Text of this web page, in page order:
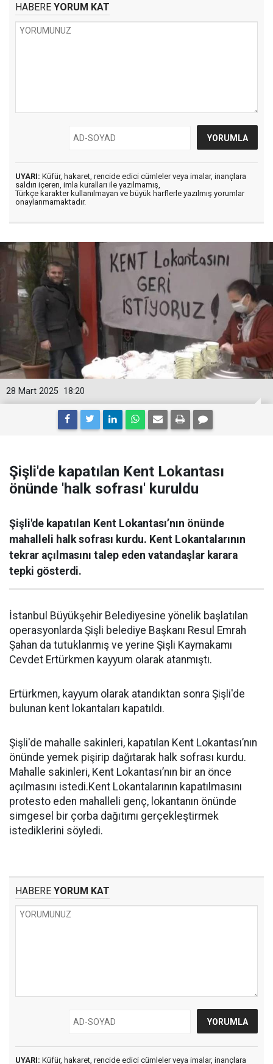
HABERE YORUM KAT
UYARI: Küfür, hakaret, rencide edici cümleler veya imalar, inançlara
saldırı içeren, imla kuralları ile yazılmamış,
Türkçe karakter kullanılmayan ve büyük harflerle yazılmış yorumlar
onaylanmamaktadır.
18:20
28 Mart 2025
Şişli'de kapatılan Kent Lokantası
önünde 'halk sofrası' kuruldu
Şişli'de kapatılan Kent Lokantası’nın önünde
mahalleli halk sofrası kurdu. Kent Lokantalarının
tekrar açılmasını talep eden vatandaşlar karara
tepki gösterdi.
İstanbul Büyükşehir Belediyesine yönelik başlatılan
operasyonlarda Şişli belediye Başkanı Resul Emrah
Şahan da tutuklanmış ve yerine Şişli Kaymakamı
Cevdet Ertürkmen kayyum olarak atanmıştı.
Ertürkmen, kayyum olarak atandıktan sonra Şişli'de
bulunan kent lokantaları kapatıldı.
Şişli'de mahalle sakinleri, kapatılan Kent Lokantası’nın
önünde yemek pişirip dağıtarak halk sofrası kurdu.
Mahalle sakinleri, Kent Lokantası’nın bir an önce
açılmasını istedi.Kent Lokantalarının kapatılmasını
protesto eden mahalleli genç, lokantanın önünde
simgesel bir çorba dağıtımı gerçekleştirmek
istediklerini söyledi.
HABERE YORUM KAT
UYARI: Küfür, hakaret, rencide edici cümleler veya imalar, inançlara